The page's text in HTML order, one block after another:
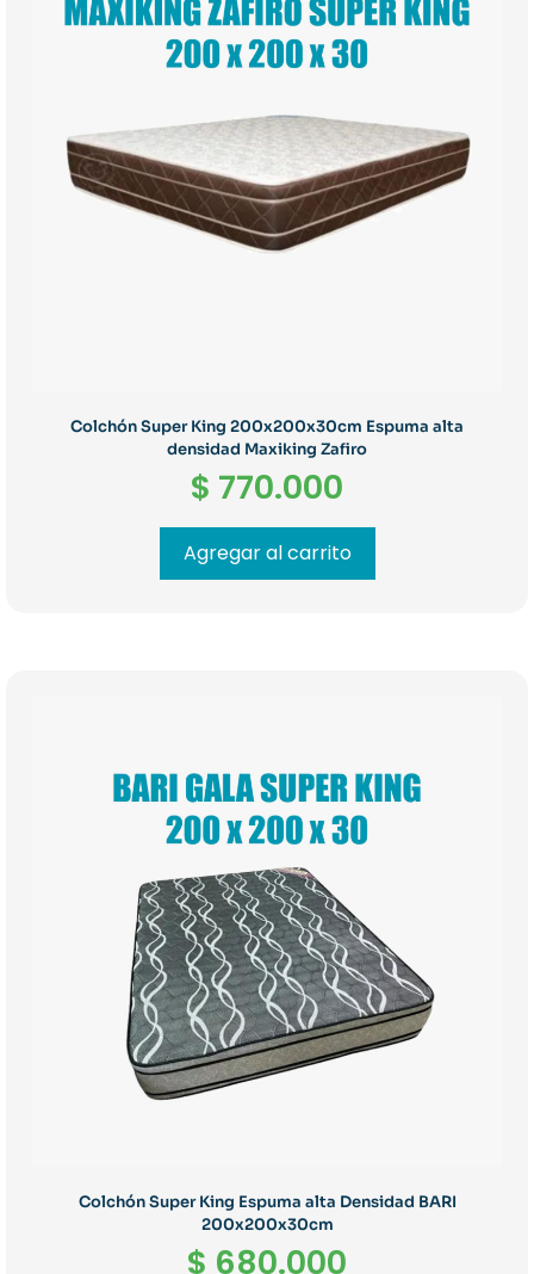
Colchón Super King 200x200x30cm Espuma alta
densidad Maxiking Zafiro
$ 770.000
Agregar al carrito
Colchón Super King Espuma alta Densidad BARI
200x200x30cm
$ 680.000